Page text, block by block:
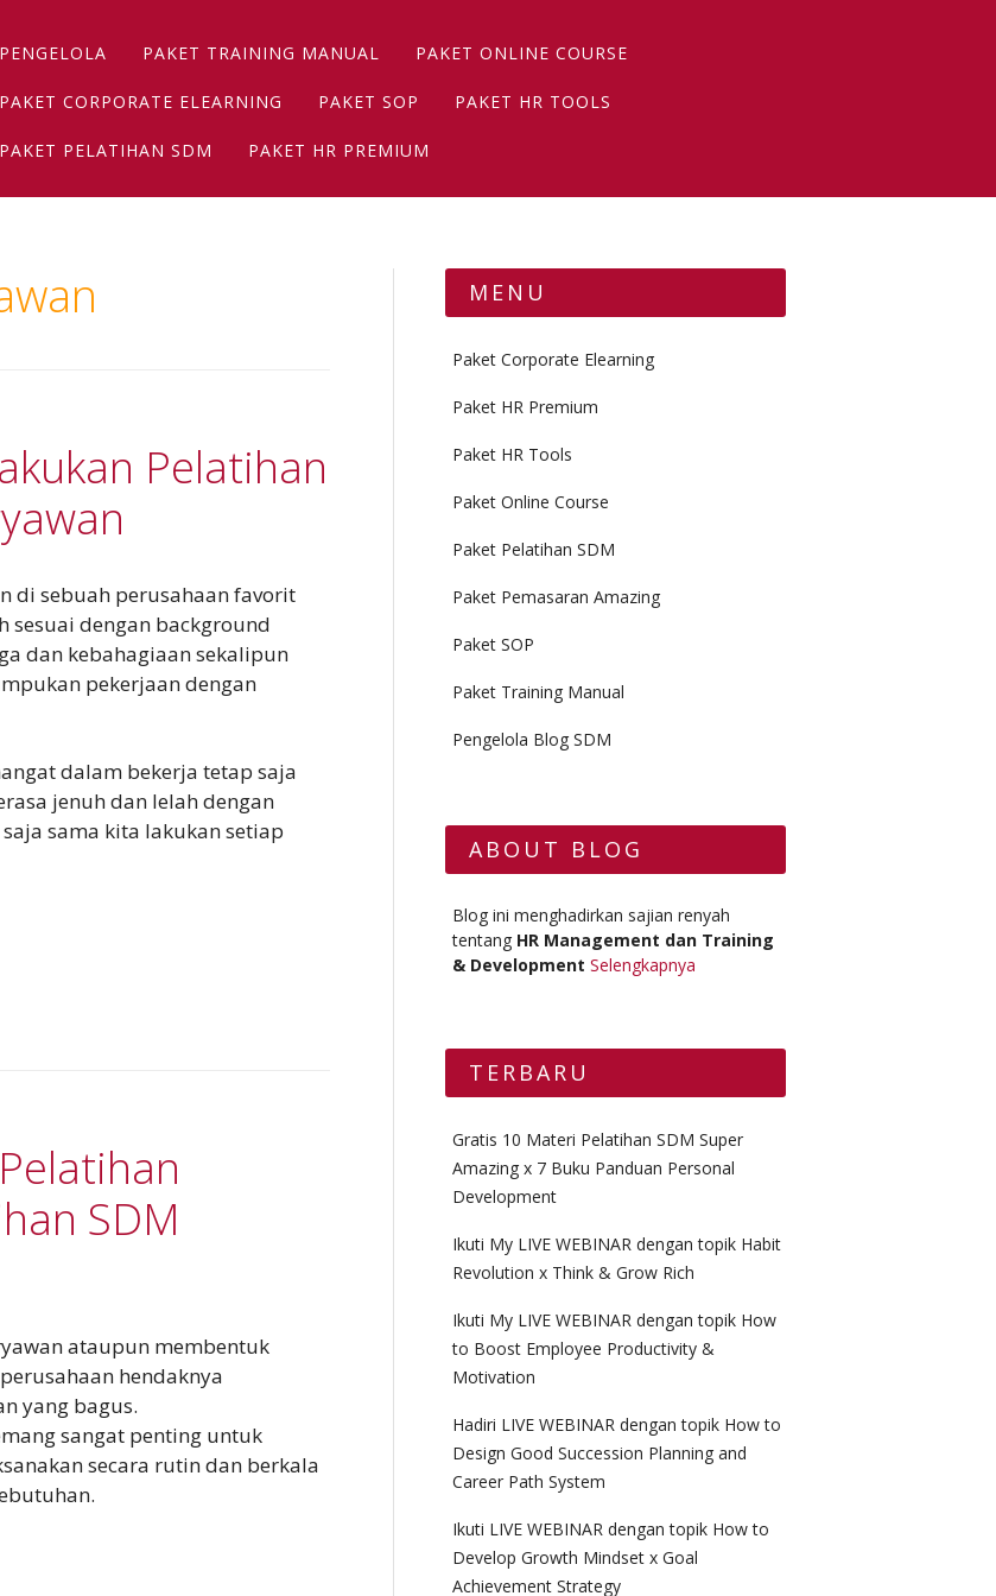
Main menu
PENGELOLA PAKET TRAINING MANUAL PAKET ONLINE COURSE
PAKET CORPORATE ELEARNING PAKET SOP PAKET HR TOOLS
PAKET PELATIHAN SDM PAKET HR PREMIUM
Pelatihan
di sebuah perusahaan favorit
sesuai dengan background
dan kebahagiaan sekalipun
pekerjaan dengan
dalam bekerja tetap saja
jenuh dan lelah dengan
sama kita lakukan setiap
SDM
ataupun membentuk
hendaknya
yang bagus.
sangat penting untuk
secara rutin dan berkala
MENU
Paket Corporate Elearning
Paket HR Premium
Paket HR Tools
Paket Online Course
Paket Pelatihan SDM
Paket Pemasaran Amazing
Paket SOP
Paket Training Manual
Pengelola Blog SDM
ABOUT BLOG
Blog ini menghadirkan sajian renyah
tentang HR Management dan Training
& Development Selengkapnya
TERBARU
Gratis 10 Materi Pelatihan SDM Super
Amazing x 7 Buku Panduan Personal
Development
Ikuti My LIVE WEBINAR dengan topik Habit
Revolution x Think & Grow Rich
Ikuti My LIVE WEBINAR dengan topik How
to Boost Employee Productivity &
Motivation
Hadiri LIVE WEBINAR dengan topik How to
Design Good Succession Planning and
Career Path System
Ikuti LIVE WEBINAR dengan topik How to
Develop Growth Mindset x Goal
Achievement Strategy